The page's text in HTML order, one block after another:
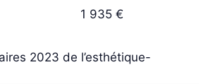
1 935 €
2023 de l’esthétique-